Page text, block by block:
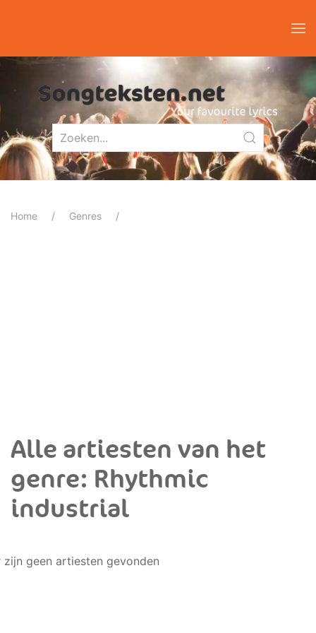
Home Genres
Alle artiesten van het
genre: Rhythmic
industrial
zijn geen artiesten gevonden